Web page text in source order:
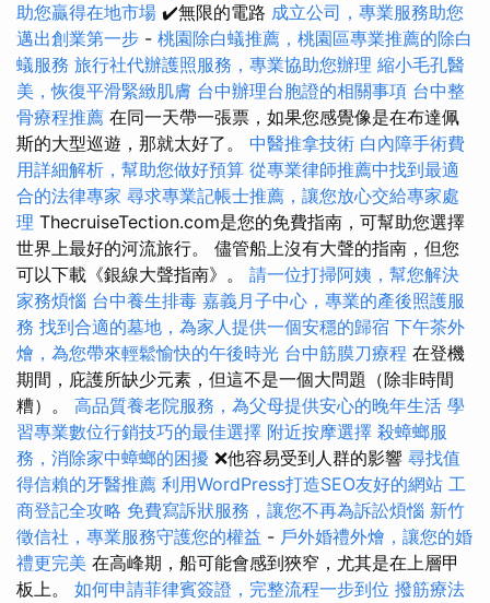
助您贏得在地市場 ✔️無限的電路 成立公司，專業服務助您
邁出創業第一步 - 桃園除白蟻推薦，桃園區專業推薦的除白
蟻服務 旅行社代辦護照服務，專業協助您辦理 縮小毛孔醫
美，恢復平滑緊緻肌膚 台中辦理台胞證的相關事項 台中整
骨療程推薦 在同一天帶一張票，如果您感覺像是在布達佩
斯的大型巡遊，那就太好了。 中醫推拿技術 白內障手術費
用詳細解析，幫助您做好預算 從專業律師推薦中找到最適
合的法律專家 尋求專業記帳士推薦，讓您放心交給專家處
理 ThecruiseTection.com是您的免費指南，可幫助您選擇
世界上最好的河流旅行。 儘管船上沒有大聲的​​指南，但您
可以下載《銀線大聲指南》。 請一位打掃阿姨，幫您解決
家務煩惱 台中養生排毒 嘉義月子中心，專業的產後照護服
務 找到合適的墓地，為家人提供一個安穩的歸宿 下午茶外
燴，為您帶來輕鬆愉快的午後時光 台中筋膜刀療程 在登機
期間，庇護所缺少元素，但這不是一個大問題（除非時間
糟）。 高品質養老院服務，為父母提供安心的晚年生活 學
習專業數位行銷技巧的最佳選擇 附近按摩選擇 殺蟑螂服
務，消除家中蟑螂的困擾 ❌他容易受到人群的影響 尋找值
得信賴的牙醫推薦 利用WordPress打造SEO友好的網站 工
商登記全攻略 免費寫訴狀服務，讓您不再為訴訟煩惱 新竹
徵信社，專業服務守護您的權益 - 戶外婚禮外燴，讓您的婚
禮更完美 在高峰期，船可能會感到狹窄，尤其是在上層甲
板上。 如何申請菲律賓簽證，完整流程一步到位 撥筋療法